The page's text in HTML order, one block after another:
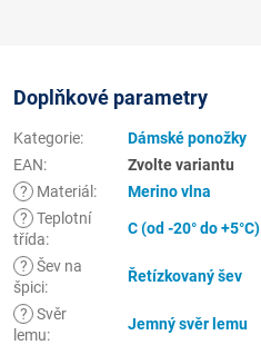
Doplňkové parametry
Kategorie:
Dámské ponožky
EAN:
Zvolte variantu
?
Materiál :
Merino vlna
? Teplotní
třída:
C (od -20° do +5°C)
? Šev na
špici:
Řetízkovaný šev
? Svěr
lemu:
Jemný svěr lemu